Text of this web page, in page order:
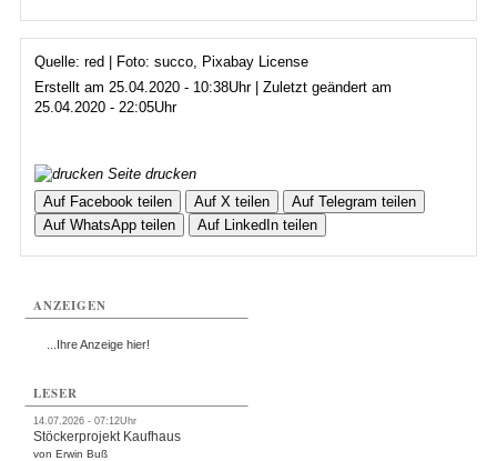
Quelle: red | Foto: succo, Pixabay License
Erstellt am 25.04.2020 - 10:38Uhr | Zuletzt geändert am
25.04.2020 - 22:05Uhr
Seite drucken
Auf Facebook teilen
Auf X teilen
Auf Telegram teilen
Auf WhatsApp teilen
Auf LinkedIn teilen
ANZEIGEN
...Ihre Anzeige hier!
LESER
14.07.2026 - 07:12Uhr
Stöckerprojekt Kaufhaus
von Erwin Buß